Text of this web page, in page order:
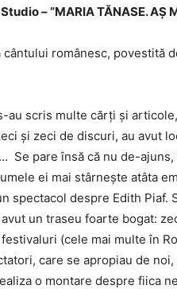
– ”MARIA TĂNASE. AȘ
cântului românesc, povestită
au scris multe cărţi şi
şi zeci de discuri, au avut
Se pare însă că nu de-
ei mai stârneşte atâta
spectacol despre Edith Piaf.
un traseu foarte bogat:
(cele mai multe în
care se apropiau de
o montare despre fiica